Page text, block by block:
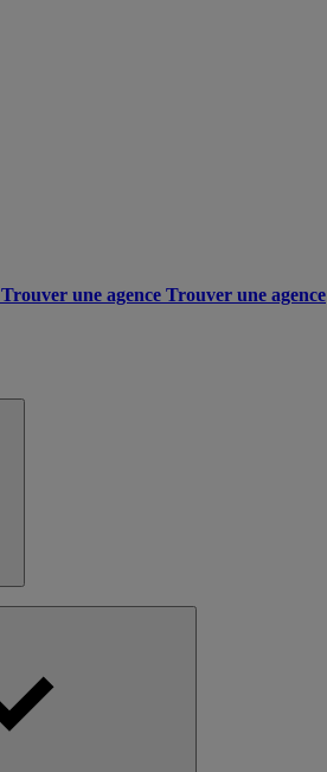
Trouver une agence Trouver une agence